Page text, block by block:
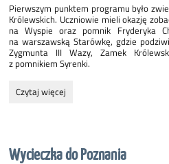
Pierwszym punktem programu było
Królewskich. Uczniowie mieli okazję
na Wyspie oraz pomnik Fryderyka
na warszawską Starówkę, gdzie
Zygmunta III Wazy, Zamek
z pomnikiem Syrenki.
Wycieczka
Czytaj więcej
Wycieczka do Poznania